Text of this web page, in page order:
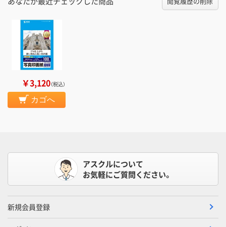
￥3,120（税込）
カゴへ
アスクルについて
お気軽にご質問ください。
新規会員登録